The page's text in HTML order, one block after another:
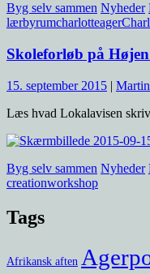
Byg selv sammen Nyheder
lærbyrumcharlotteager
Skoleforløb på
15. september 2015 |
Læs hvad Lokalavisen
Byg selv sammen Nyheder
creationworkshop
Tags
Afrikansk aften